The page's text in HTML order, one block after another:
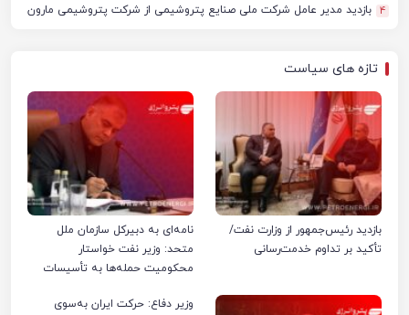
4 بازدید مدیر عامل شرکت ملی صنایع پتروشیمی از شرکت پتروشیمی مارون
تازه های سیاست
بازدید رئیس‌جمهور از وزارت نفت/
تأکید بر تداوم خدمت‌رسانی
نامه‌ای به دبیرکل سازمان ملل
متحد: وزیر نفت خواستار
محکومیت حمله‌ها به تأسیسات
وزیر دفاع: حرکت ایران به‌سوی